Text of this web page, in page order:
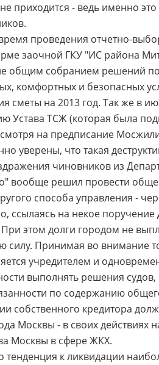
приходится - ведь именно
проведения отчетно-
заочной ГКУ "ИС района
общим собранием решений
комфортных и безопасных
сметы на 2013 год. Так же в
Устава ТСЖ (которая была
на предписание
уверены, что такая
чиновников из
вообще решил провести
способа управления -
ссылаясь на некое
этом долги городом не
силу. Принимая во внимание
учредителем и
выполнять решения
по содержанию
собственного кредитора
Москвы - в своих действиях
Москвы в сфере ЖКХ.
тенденция к ликвидации